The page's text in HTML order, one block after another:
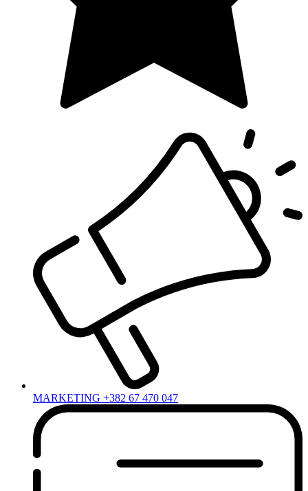
MARKETING +382 67 470 047